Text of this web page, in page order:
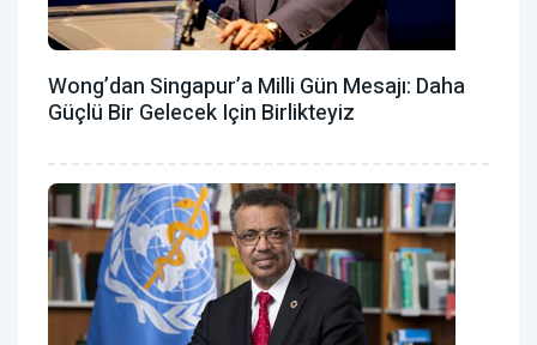
Wong’dan Singapur’a Milli Gün Mesajı: Daha
Güçlü Bir Gelecek Için Birlikteyiz